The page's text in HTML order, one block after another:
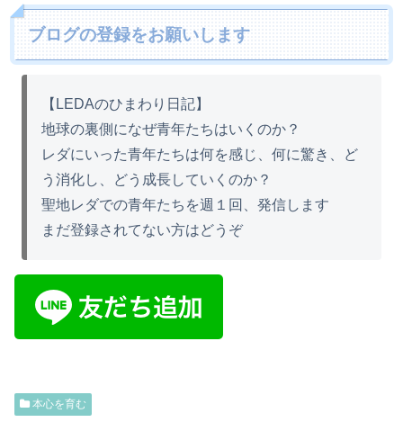
ブログの登録をお願いします
【LEDAのひまわり日記】
地球の裏側になぜ青年たちはいくのか？
レダにいった青年たちは何を感じ、何に驚き、ど
う消化し、どう成長していくのか？
聖地レダでの青年たちを週１回、発信します
まだ登録されてない方はどうぞ
本心を育む